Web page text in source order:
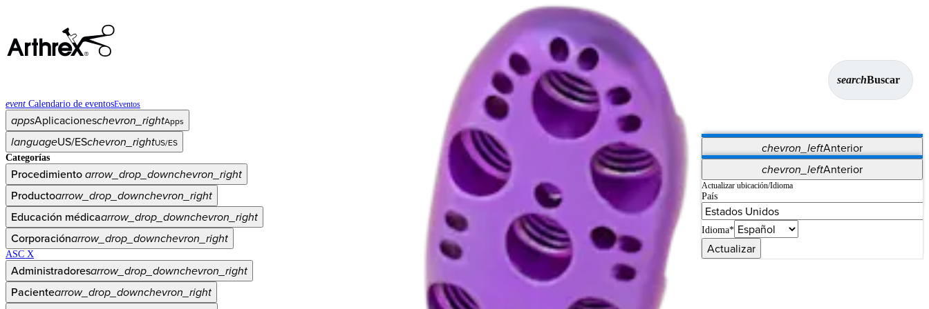
searchBuscar
event Calendario de eventosEventos
appsAplicacioneschevron_rightApps
chevron_leftAnterior
Vet Systems OrthoPedia Patient
Supplier Portal
Synergy Imaging & Resection
languageUS/ESchevron_rightUS/ES
chevron_leftAnterior
Actualizar ubicación/Idioma
País
Idioma*
Actualizar
Categorías
Procedimientoarrow_drop_downchevron_right
Productoarrow_drop_downchevron_right
Educación médicaarrow_drop_downchevron_right
Corporaciónarrow_drop_downchevron_right
ASC X
Administradoresarrow_drop_downchevron_right
Pacientearrow_drop_downchevron_right